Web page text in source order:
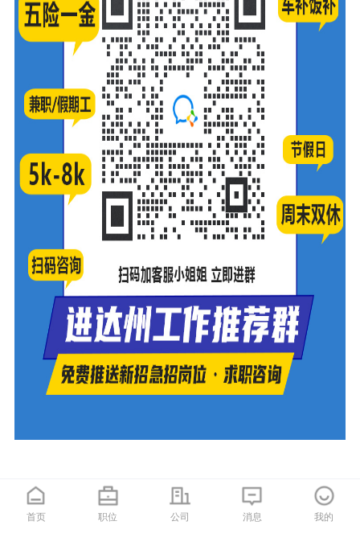
首页 职位 公司 消息 我的